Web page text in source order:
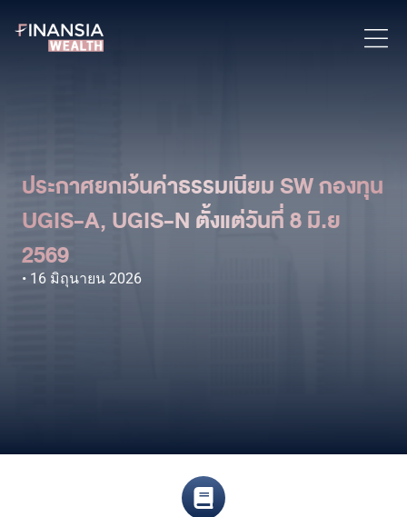
ประกาศยกเว้นค่าธรรมเนียม SW กองทุน
UGIS-A, UGIS-N ตั้งแต่วันที่ 8 มิ.ย
2569
16 มิถุนายน 2026